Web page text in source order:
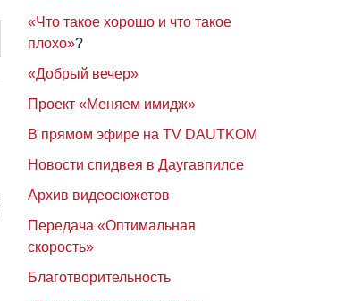
«Что такое хорошо и что такое
плохо»?
«Добрый вечер»
Проект «Меняем имидж»
В прямом эфире на TV DAUTKOM
Новости спидвея в Даугавпилсе
Архив видеосюжетов
Передача «Оптимальная
скорость»
Благотворительность